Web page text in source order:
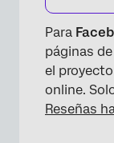
Para
páginas
el
online.
Reseñas